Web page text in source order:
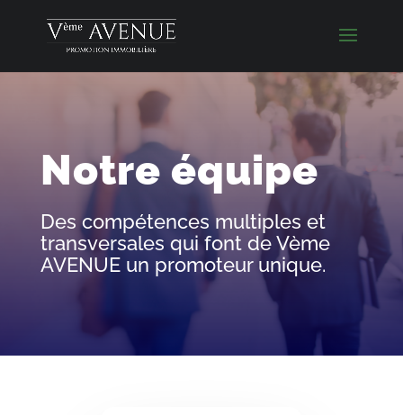
Notre équipe
Des compétences multiples et
transversales qui font de Vème
AVENUE un promoteur unique.